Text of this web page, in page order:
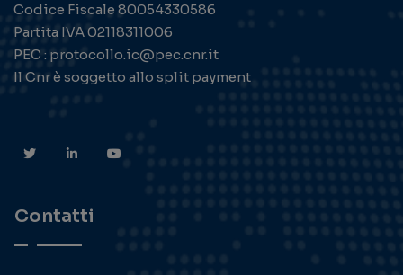
Codice Fiscale 80054330586
Partita IVA 02118311006
PEC : protocollo.ic@pec.cnr.it
Il Cnr è soggetto allo split payment
Contatti